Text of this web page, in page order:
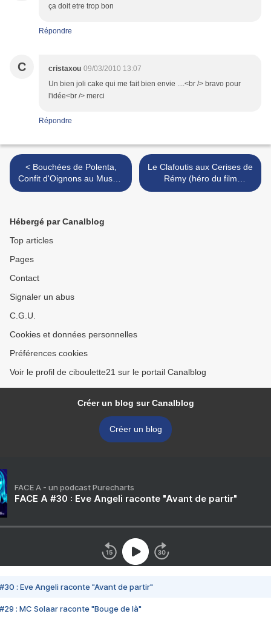
ça doit etre trop bon
Répondre
C cristaxou 09/03/2010 13:07
Un bien joli cake qui me fait bien envie ....<br /> bravo pour
l'idée<br /> merci
Répondre
< Bouchées de Polenta,
Confit d'Oignons au Muscat
et Lard Croustillant
Le Clafoutis aux Cerises de
Rémy (héro du film
d'animation "Ratatouille") >
Hébergé par Canalblog
Top articles
Pages
Contact
Signaler un abus
C.G.U.
Cookies et données personnelles
Préférences cookies
Voir le profil de ciboulette21 sur le portail Canalblog
Créer un blog sur Canalblog
Créer un blog
FACE A - un podcast Purecharts
FACE A #30 : Eve Angeli raconte "Avant de partir"
#30 : Eve Angeli raconte "Avant de partir"
#29 : MC Solaar raconte "Bouge de là"